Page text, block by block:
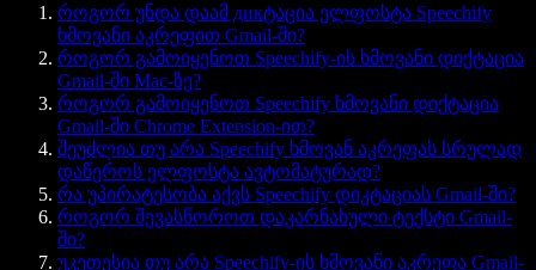
როგორ უნდა დაამ дикტაცია ელფოსტა Speechify
ხმოვანი აკრეფით Gmail-ში?
როგორ გამოიყენოთ Speechify-ის ხმოვანი დიქტაცია
Gmail-ში Mac-ზე?
როგორ გამოიყენოთ Speechify ხმოვანი დიქტაცია
Gmail-ში Chrome Extension-ით?
შეუძლია თუ არა Speechify ხმოვან აკრეფას სრულად
დაწეროს ელფოსტა ავტომატურად?
რა უპირატესობა აქვს Speechify დიკტაციას Gmail-ში?
როგორ შევასწოროთ დაკარნახული ტექსტი Gmail-
ში?
უკეთესია თუ არა Speechify-ის ხმოვანი აკრეფა Gmail-